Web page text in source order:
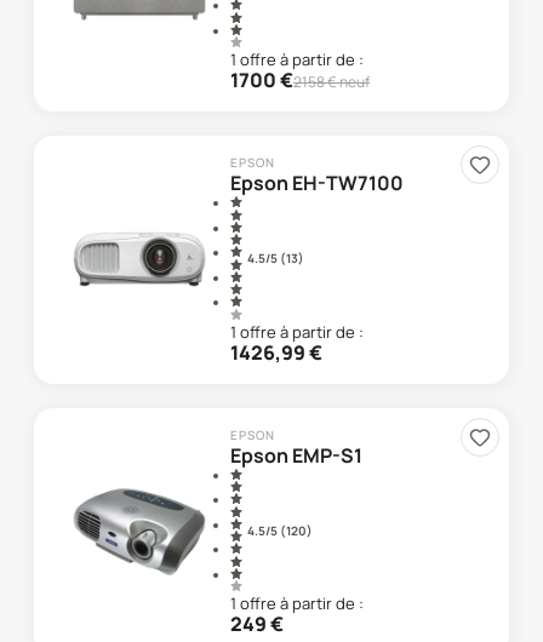
1 offre à partir de :
1700€2158€ neuf
EPSON
Epson EH-TW7100
4.5/5 (13)
1 offre à partir de :
1426,99€
EPSON
Epson EMP-S1
4.5/5 (120)
1 offre à partir de :
249€